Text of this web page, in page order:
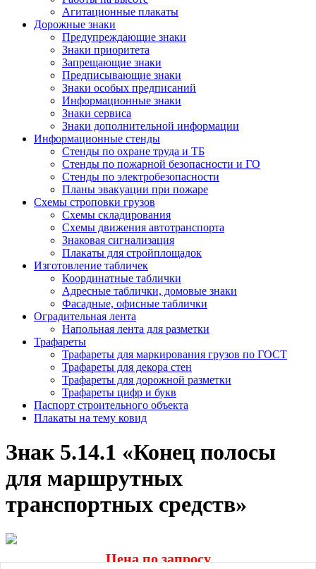
Агитационные плакаты
Дорожные знаки
Предупреждающие знаки
Знаки приоритета
Запрещающие знаки
Предписывающие знаки
Знаки особых предписаний
Информационные знаки
Знаки сервиса
Знаки дополнительной информации
Информационные стенды
Стенды по охране труда и ТБ
Стенды по пожарной безопасности и ГО
Стенды по электробезопасности
Планы эвакуации при пожаре
Схемы строповки грузов
Схемы складирования
Схемы движения автотранспорта
Знаковая сигнализация
Плакаты для стройплощадок
Изготовление табличек
Координатные таблички
Адресные таблички, домовые знаки
Фасадные, офисные таблички
Оградительная лента
Напольная лента для разметки
Трафареты
Трафареты для маркирования грузов по ГОСТ
Трафареты для декора стен
Трафареты для дорожной разметки
Трафареты цифр и букв
Паспорт строительного объекта
Плакаты на тему ковид
Знак 5.14.1 «Конец полосы
для маршрутных
транспортных средств»
Цена по запросу